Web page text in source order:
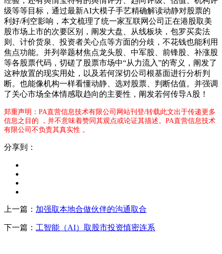
级等等目标，通过最新AI大模子手艺精确解读动静对股票的
利好/利空影响，本文梳理了统一家互联网公司正在港股取美
股市场上市的次要区别，阐发大盘、从线板块，包罗买卖法
则、计价货泉、投资者关心点等方面的分歧，不花钱也能利用
焦点功能。并列举题材焦点龙头股、中军股、前锋股、补涨股
等各股票代码，切磋了股票市场中“从力流入”的寄义，阐发了
这种放置的现实用处，以及若何深切公司根基面进行分析判
断。也能像机构一样看懂动静、选对股票、判断估值。并强调
了关心市场全体情感取趋向的主要性，阐发若何传导A股！
郑重声明：PA直营信息技术有限公司网站刊登/转载此文出于传递更多
信息之目的 ，并不意味着赞同其观点或论证其描述。PA直营信息技术
有限公司不负责其真实性 。
分享到：
上一篇： 加强取本地合做伙伴的沟通取合
下一篇： 工智能（AI）取股市投资慎密连系